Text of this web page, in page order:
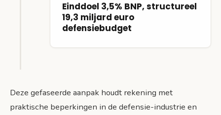
Einddoel 3,5% BNP, structureel
19,3 miljard euro
defensiebudget
Deze gefaseerde aanpak houdt rekening met
praktische beperkingen in de defensie-industrie en